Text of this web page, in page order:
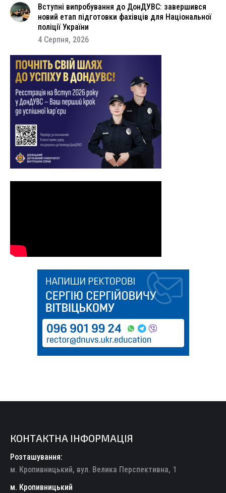
Вступні випробування до ДонДУВС: завершився
новий етап підготовки фахівців для Національної
поліції України
4 Серпня, 2026
КОНТАКТНА ІНФОРМАЦІЯ
Розташування:
м. Кропивницький, вул. Велика Перспективна, 1
м. Кропивницький